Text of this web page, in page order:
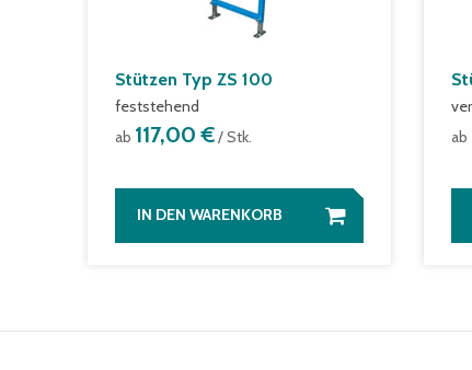
Stützen Typ ZS 100
feststehend
ab 117,00 €/ Stk.
IN DEN WARENKORB
ab